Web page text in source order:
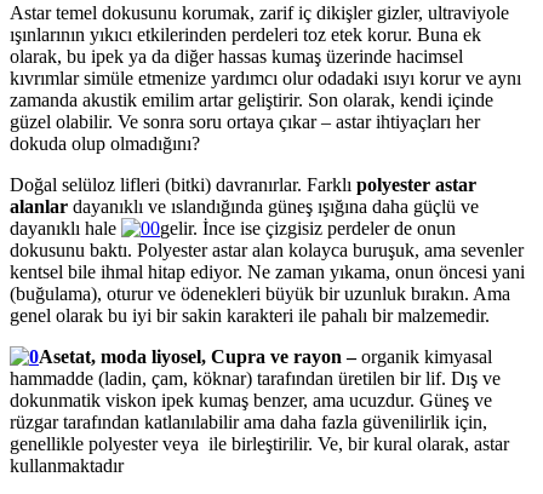
Astar temel dokusunu korumak, zarif iç dikişler gizler, ultraviyole
ışınlarının yıkıcı etkilerinden perdeleri toz etek korur. Buna ek
olarak, bu ipek ya da diğer hassas kumaş üzerinde hacimsel
kıvrımlar simüle etmenize yardımcı olur odadaki ısıyı korur ve aynı
zamanda akustik emilim artar geliştirir. Son olarak, kendi içinde
güzel olabilir. Ve sonra soru ortaya çıkar – astar ihtiyaçları her
dokuda olup olmadığını?
Doğal selüloz lifleri (bitki) davranırlar. Farklı polyester astar
alanlar dayanıklı ve ıslandığında güneş ışığına daha güçlü ve
dayanıklı hale
gelir. İnce ise çizgisiz perdeler de onun
dokusunu baktı. Polyester astar alan kolayca buruşuk, ama sevenler
kentsel bile ihmal hitap ediyor. Ne zaman yıkama, onun öncesi yani
(buğulama), oturur ve ödenekleri büyük bir uzunluk bırakın. Ama
genel olarak bu iyi bir sakin karakteri ile pahalı bir malzemedir.
Asetat, moda liyosel, Cupra ve rayon –organik kimyasal
hammadde (ladin, çam, köknar) tarafından üretilen bir lif. Dış ve
dokunmatik viskon ipek kumaş benzer, ama ucuzdur. Güneş ve
rüzgar tarafından katlanılabilir ama daha fazla güvenilirlik için,
genellikle polyester veya ile birleştirilir. Ve, bir kural olarak, astar
kullanmaktadır